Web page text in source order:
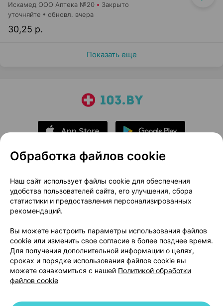
Искамед ООО Аптека №20 Закрыто
30,25 р.
уточняйте обновл. вчера
Показать еще
О проекте
Новости проекта
Размещение рекламы
Медицинский маркетинг
Публичный договор
Доставка
Способы оплаты
Вакансии
Партнеры
Написать руководителю 103.by
Написать в поддержку
Персональные настройки Cookie
Обработка файлов cookie
Наш сайт использует файлы cookie для обеспечения
удобства пользователей сайта, его улучшения, сбора
статистики и предоставления персонализированных
рекомендаций.
Вы можете настроить параметры использования файлов
cookie или изменить свое согласие в более позднее время.
Для получения дополнительной информации о целях,
сроках и порядке использования файлов cookie вы
можете ознакомиться с нашей Политикой обработки
файлов cookie